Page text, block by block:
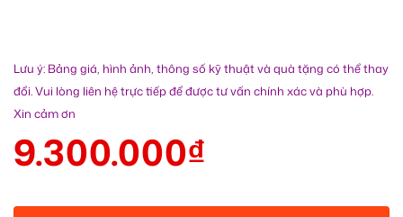
Lưu ý: Bảng giá, hình ảnh, thông số kỹ thuật và quà tặng có thể thay
đổi. Vui lòng liên hệ trực tiếp để được tư vấn chính xác và phù hợp.
Xin cảm ơn
9.300.000₫